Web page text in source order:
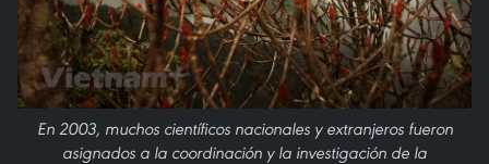
En 2003, muchos científicos nacionales y extranjeros fueron
asignados a la coordinación y la investigación de la